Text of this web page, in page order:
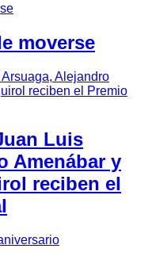
moverse
Luis
Amenábar y
reciben el